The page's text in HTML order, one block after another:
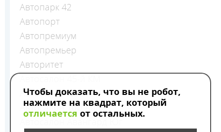
Автопарк 42
Автопорт
Автопремиум
Автопремьер
Авторитет
Автосалон №1
Автосалон Top Auto
Чтобы доказать, что вы не робот,
нажмите на квадрат, который
отличается от остальных.